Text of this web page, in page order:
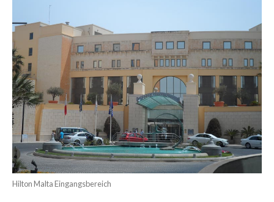
Hilton Malta Eingangsbereich